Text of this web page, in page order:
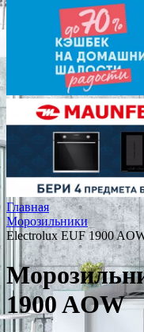
Главная
Морозильники
Electrolux EUF 1900
1900 AOW